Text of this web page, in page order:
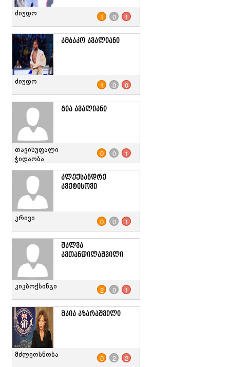
ძიუდო 1 0 1
ამბაკო ავალიანი
ძიუდო 1 0 0
გია ავალიანი
თავისუფალი
ჭიდაობა
0 0 1
ალექსანდრე
ავეტისოვი
კრივი 0 0 1
შალვა
ავთანდილაშვილი
კიკბოქსინგი 2 0 1
მაია აზარაშვილი
მძლეოსნობა 0 2 2